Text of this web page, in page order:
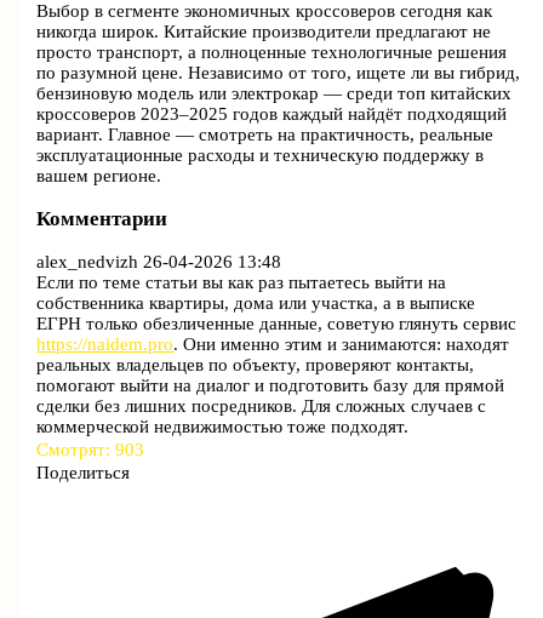
Выбор в сегменте экономичных кроссоверов сегодня как
никогда широк. Китайские производители предлагают не
просто транспорт, а полноценные технологичные решения
по разумной цене. Независимо от того, ищете ли вы гибрид,
бензиновую модель или электрокар — среди топ китайских
кроссоверов 2023–2025 годов каждый найдёт подходящий
вариант. Главное — смотреть на практичность, реальные
эксплуатационные расходы и техническую поддержку в
вашем регионе.
Комментарии
alex_nedvizh 26-04-2026 13:48
Если по теме статьи вы как раз пытаетесь выйти на
собственника квартиры, дома или участка, а в выписке
ЕГРН только обезличенные данные, советую глянуть сервис
https://naidem.pro. Они именно этим и занимаются: находят
реальных владельцев по объекту, проверяют контакты,
помогают выйти на диалог и подготовить базу для прямой
сделки без лишних посредников. Для сложных случаев с
коммерческой недвижимостью тоже подходят.
Смотрят: 903
Поделиться